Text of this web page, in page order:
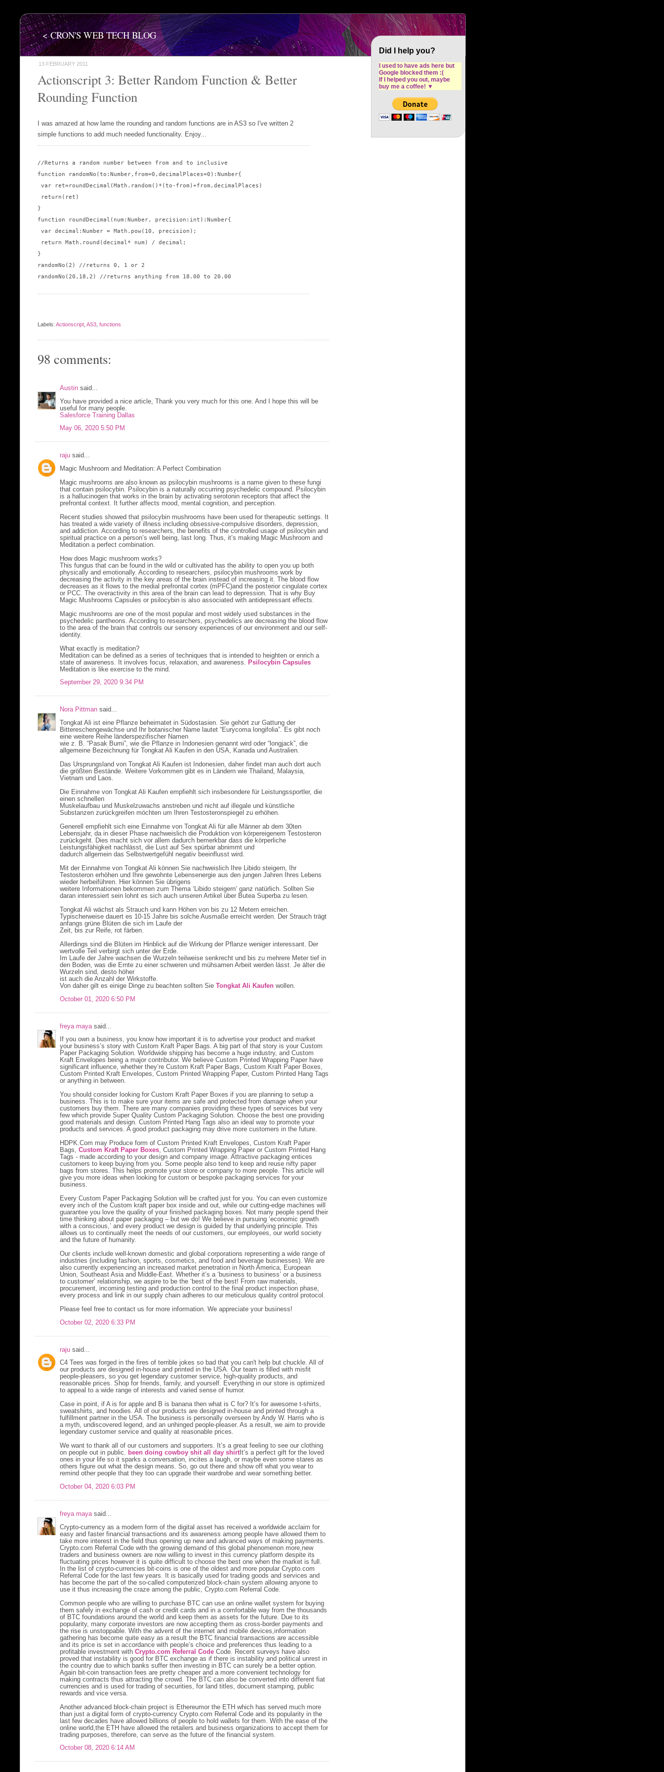
< CRON'S WEB TECH BLOG
13 FEBRUARY 2011
Actionscript 3: Better Random Function & Better
Rounding Function
I was amazed at how lame the rounding and random functions are in AS3 so I've written 2
simple functions to add much needed functionality. Enjoy...
//Returns a random number between from and to inclusive
function randomNo(to:Number,from=0,decimalPlaces=0):Number{
var ret=roundDecimal(Math.random()*(to-from)+from,decimalPlaces)
return(ret)
}
function roundDecimal(num:Number, precision:int):Number{
var decimal:Number = Math.pow(10, precision);
return Math.round(decimal* num) / decimal;
}
randomNo(2) //returns 0, 1 or 2
randomNo(20,18,2) //returns anything from 18.00 to 20.00
Labels: Actionscript AS3 functions
98 comments:
Austin said...
You have provided a nice article, Thank you very much for this one. And I hope this will be
useful for many people.
Salesforce Training Dallas
May 06, 2020 5:50 PM
raju said...
Magic Mushroom and Meditation: A Perfect Combination
Magic mushrooms are also known as psilocybin mushrooms is a name given to these fungi
that contain psilocybin. Psilocybin is a naturally occurring psychedelic compound. Psilocybin
is a hallucinogen that works in the brain by activating serotonin receptors that affect the
prefrontal context. It further affects mood, mental cognition, and perception.
Recent studies showed that psilocybin mushrooms have been used for therapeutic settings. It
has treated a wide variety of illness including obsessive-compulsive disorders, depression,
and addiction. According to researchers, the benefits of the controlled usage of psilocybin and
spiritual practice on a person’s well being, last long. Thus, it’s making Magic Mushroom and
Meditation a perfect combination.
How does Magic mushroom works?
This fungus that can be found in the wild or cultivated has the ability to open you up both
physically and emotionally. According to researchers, psilocybin mushrooms work by
decreasing the activity in the key areas of the brain instead of increasing it. The blood flow
decreases as it flows to the medial prefrontal cortex (mPFC)and the posterior cingulate cortex
or PCC. The overactivity in this area of the brain can lead to depression. That is why Buy
Magic Mushrooms Capsules or psilocybin is also associated with antidepressant effects.
Magic mushrooms are one of the most popular and most widely used substances in the
psychedelic pantheons. According to researchers, psychedelics are decreasing the blood flow
to the area of the brain that controls our sensory experiences of our environment and our self-
identity.
What exactly is meditation?
Meditation can be defined as a series of techniques that is intended to heighten or enrich a
state of awareness. It involves focus, relaxation, and awareness. Psilocybin Capsules
Meditation is like exercise to the mind.
September 29, 2020 9:34 PM
Nora Pittman said...
Tongkat Ali ist eine Pflanze beheimatet in Südostasien. Sie gehört zur Gattung der
Bittereschengewächse und Ihr botanischer Name lautet “Eurycoma longifolia”. Es gibt noch
eine weitere Reihe länderspezifischer Namen
wie z. B. “Pasak Bumi”, wie die Pflanze in Indonesien genannt wird oder “longjack”, die
allgemeine Bezeichnung für Tongkat Ali Kaufen in den USA, Kanada und Australien.
Das Ursprungsland von Tongkat Ali Kaufen ist Indonesien, daher findet man auch dort auch
die größten Bestände. Weitere Vorkommen gibt es in Ländern wie Thailand, Malaysia,
Vietnam und Laos.
Die Einnahme von Tongkat Ali Kaufen empfiehlt sich insbesondere für Leistungssportler, die
einen schnellen
Muskelaufbau und Muskelzuwachs anstreben und nicht auf illegale und künstliche
Substanzen zurückgreifen möchten um Ihren Testosteronspiegel zu erhöhen.
Generell empfiehlt sich eine Einnahme von Tongkat Ali für alle Männer ab dem 30ten
Lebensjahr, da in dieser Phase nachweislich die Produktion von körpereigenem Testosteron
zurückgeht. Dies macht sich vor allem dadurch bemerkbar dass die körperliche
Leistungsfähigkeit nachlässt, die Lust auf Sex spürbar abnimmt und
dadurch allgemein das Selbstwertgefühl negativ beeinflusst wird.
Mit der Einnahme von Tongkat Ali können Sie nachweislich Ihre Libido steigern, Ihr
Testosteron erhöhen und Ihre gewohnte Lebensenergie aus den jungen Jahren Ihres Lebens
wieder herbeiführen. Hier können Sie übrigens
weitere Informationen bekommen zum Thema ‘Libido steigern‘ ganz natürlich. Sollten Sie
daran interessiert sein lohnt es sich auch unseren Artikel über Butea Superba zu lesen.
Tongkat Ali wächst als Strauch und kann Höhen von bis zu 12 Metern erreichen.
Typischerweise dauert es 10-15 Jahre bis solche Ausmaße erreicht werden. Der Strauch trägt
anfangs grüne Blüten die sich im Laufe der
Zeit, bis zur Reife, rot färben.
Allerdings sind die Blüten im Hinblick auf die Wirkung der Pflanze weniger interessant. Der
wertvolle Teil verbirgt sich unter der Erde.
Im Laufe der Jahre wachsen die Wurzeln teilweise senkrecht und bis zu mehrere Meter tief in
den Boden, was die Ernte zu einer schweren und mühsamen Arbeit werden lässt. Je älter die
Wurzeln sind, desto höher
ist auch die Anzahl der Wirkstoffe.
Von daher gilt es einige Dinge zu beachten sollten Sie Tongkat Ali Kaufen wollen.
October 01, 2020 6:50 PM
freya maya said...
If you own a business, you know how important it is to advertise your product and market
your business’s story with Custom Kraft Paper Bags. A big part of that story is your Custom
Paper Packaging Solution. Worldwide shipping has become a huge industry, and Custom
Kraft Envelopes being a major contributor. We believe Custom Printed Wrapping Paper have
significant influence, whether they’re Custom Kraft Paper Bags, Custom Kraft Paper Boxes,
Custom Printed Kraft Envelopes, Custom Printed Wrapping Paper, Custom Printed Hang Tags
or anything in between.
You should consider looking for Custom Kraft Paper Boxes if you are planning to setup a
business. This is to make sure your items are safe and protected from damage when your
customers buy them. There are many companies providing these types of services but very
few which provide Super Quality Custom Packaging Solution. Choose the best one providing
good materials and design. Custom Printed Hang Tags also an ideal way to promote your
products and services. A good product packaging may drive more customers in the future.
HDPK.Com may Produce form of Custom Printed Kraft Envelopes, Custom Kraft Paper
Bags, Custom Kraft Paper Boxes, Custom Printed Wrapping Paper or Custom Printed Hang
Tags - made according to your design and company image. Attractive packaging entices
customers to keep buying from you. Some people also tend to keep and reuse nifty paper
bags from stores. This helps promote your store or company to more people. This article will
give you more ideas when looking for custom or bespoke packaging services for your
business.
Every Custom Paper Packaging Solution will be crafted just for you. You can even customize
every inch of the Custom kraft paper box inside and out, while our cutting-edge machines will
guarantee you love the quality of your finished packaging boxes. Not many people spend their
time thinking about paper packaging – but we do! We believe in pursuing ‘economic growth
with a conscious,’ and every product we design is guided by that underlying principle. This
allows us to continually meet the needs of our customers, our employees, our world society
and the future of humanity.
Our clients include well-known domestic and global corporations representing a wide range of
industries (including fashion, sports, cosmetics, and food and beverage businesses). We are
also currently experiencing an increased market penetration in North America, European
Union, Southeast Asia and Middle-East. Whether it’s a ‘business to business’ or a business
to customer’ relationship, we aspire to be the ‘best of the best! From raw materials,
procurement, incoming testing and production control to the final product inspection phase,
every process and link in our supply chain adheres to our meticulous quality control protocol.
Please feel free to contact us for more information. We appreciate your business!
October 02, 2020 6:33 PM
raju said...
C4 Tees was forged in the fires of terrible jokes so bad that you can't help but chuckle. All of
our products are designed in-house and printed in the USA. Our team is filled with misfit
people-pleasers, so you get legendary customer service, high-quality products, and
reasonable prices. Shop for friends, family, and yourself. Everything in our store is optimized
to appeal to a wide range of interests and varied sense of humor.
Case in point, if A is for apple and B is banana then what is C for? It’s for awesome t-shirts,
sweatshirts, and hoodies. All of our products are designed in-house and printed through a
fulfillment partner in the USA. The business is personally overseen by Andy W. Harris who is
a myth, undiscovered legend, and an unhinged people-pleaser. As a result, we aim to provide
legendary customer service and quality at reasonable prices.
We want to thank all of our customers and supporters. It’s a great feeling to see our clothing
on people out in public. been doing cowboy shit all day shirtIt’s a perfect gift for the loved
ones in your life so it sparks a conversation, incites a laugh, or maybe even some stares as
others figure out what the design means. So, go out there and show off what you wear to
remind other people that they too can upgrade their wardrobe and wear something better.
October 04, 2020 6:03 PM
freya mayasaid...
Crypto-currency as a modern form of the digital asset has received a worldwide acclaim for
easy and faster financial transactions and its awareness among people have allowed them to
take more interest in the field thus opening up new and advanced ways of making payments.
Crypto.com Referral Code with the growing demand of this global phenomenon more,new
traders and business owners are now willing to invest in this currency platform despite its
fluctuating prices however it is quite difficult to choose the best one when the market is full.
In the list of crypto-currencies bit-coins is one of the oldest and more popular Crypto.com
Referral Code for the last few years. It is basically used for trading goods and services and
has become the part of the so-called computerized block-chain system allowing anyone to
use it thus increasing the craze among the public, Crypto.com Referral Code.
Common people who are willing to purchase BTC can use an online wallet system for buying
them safely in exchange of cash or credit cards and in a comfortable way from the thousands
of BTC foundations around the world and keep them as assets for the future. Due to its
popularity, many corporate investors are now accepting them as cross-border payments and
the rise is unstoppable. With the advent of the internet and mobile devices,information
gathering has become quite easy as a result the BTC financial transactions are accessible
and its price is set in accordance with people’s choice and preferences thus leading to a
profitable investment with Crypto.com Referral Code Code. Recent surveys have also
proved that instability is good for BTC exchange as if there is instability and political unrest in
the country due to which banks suffer then investing in BTC can surely be a better option.
Again bit-coin transaction fees are pretty cheaper and a more convenient technology for
making contracts thus attracting the crowd. The BTC can also be converted into different fiat
currencies and is used for trading of securities, for land titles, document stamping, public
rewards and vice versa.
Another advanced block-chain project is Ethereumor the ETH which has served much more
than just a digital form of crypto-currency Crypto.com Referral Code and its popularity in the
last few decades have allowed billions of people to hold wallets for them. With the ease of the
online world,the ETH have allowed the retailers and business organizations to accept them for
trading purposes, therefore, can serve as the future of the financial system.
October 08, 2020 6:14 AM
Cron Design Studio: Dublin based web design &
software development
Did I help you?
I used to have ads here but
Google blocked them :(
If I helped you out, maybe
buy me a coffee! ▼